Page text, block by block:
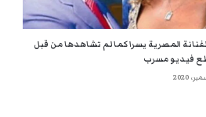
المصرية يسرا كما لم تشاهدها من قبل
فيديو مسرب